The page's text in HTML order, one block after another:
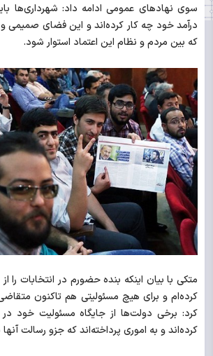
سوی نهادهای عمومی ادامه داد: شهرداری‌ها
درآمد خود چه کار کرده‌اند و این فضای صمیمی
که بین مردم و نظام این اعتماد استوار شود.
متکی با بیان اینکه بنده حضورم در انتخابات
کرده‌ام و برای هیچ مسئولیتی هم تاکنون
کرد: برخی دولت‌ها از جایگاه مسئولیت خود
کرده‌اند و به اموری پرداخته‌اند که جزو رسالت